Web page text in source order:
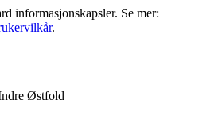
informasjonskapsler. Se mer:
.
Østfold